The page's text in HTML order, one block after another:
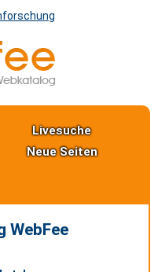
Livesuche
Neue Seiten
WebFee